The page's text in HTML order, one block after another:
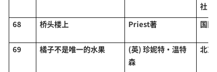
社
68
桥头楼上 Priest著 国际
69 橘子不是唯一的水果
(英) 珍妮特·温特
森
北京